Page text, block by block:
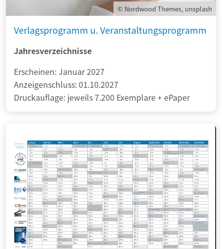
© Nordwood Themes, unsplash
Verlagsprogramm u. Veranstaltungsprogramm
Jahresverzeichnisse
Erscheinen: Januar 2027
Anzeigenschluss: 01.10.2027
Druckauflage: jeweils 7.200 Exemplare + ePaper